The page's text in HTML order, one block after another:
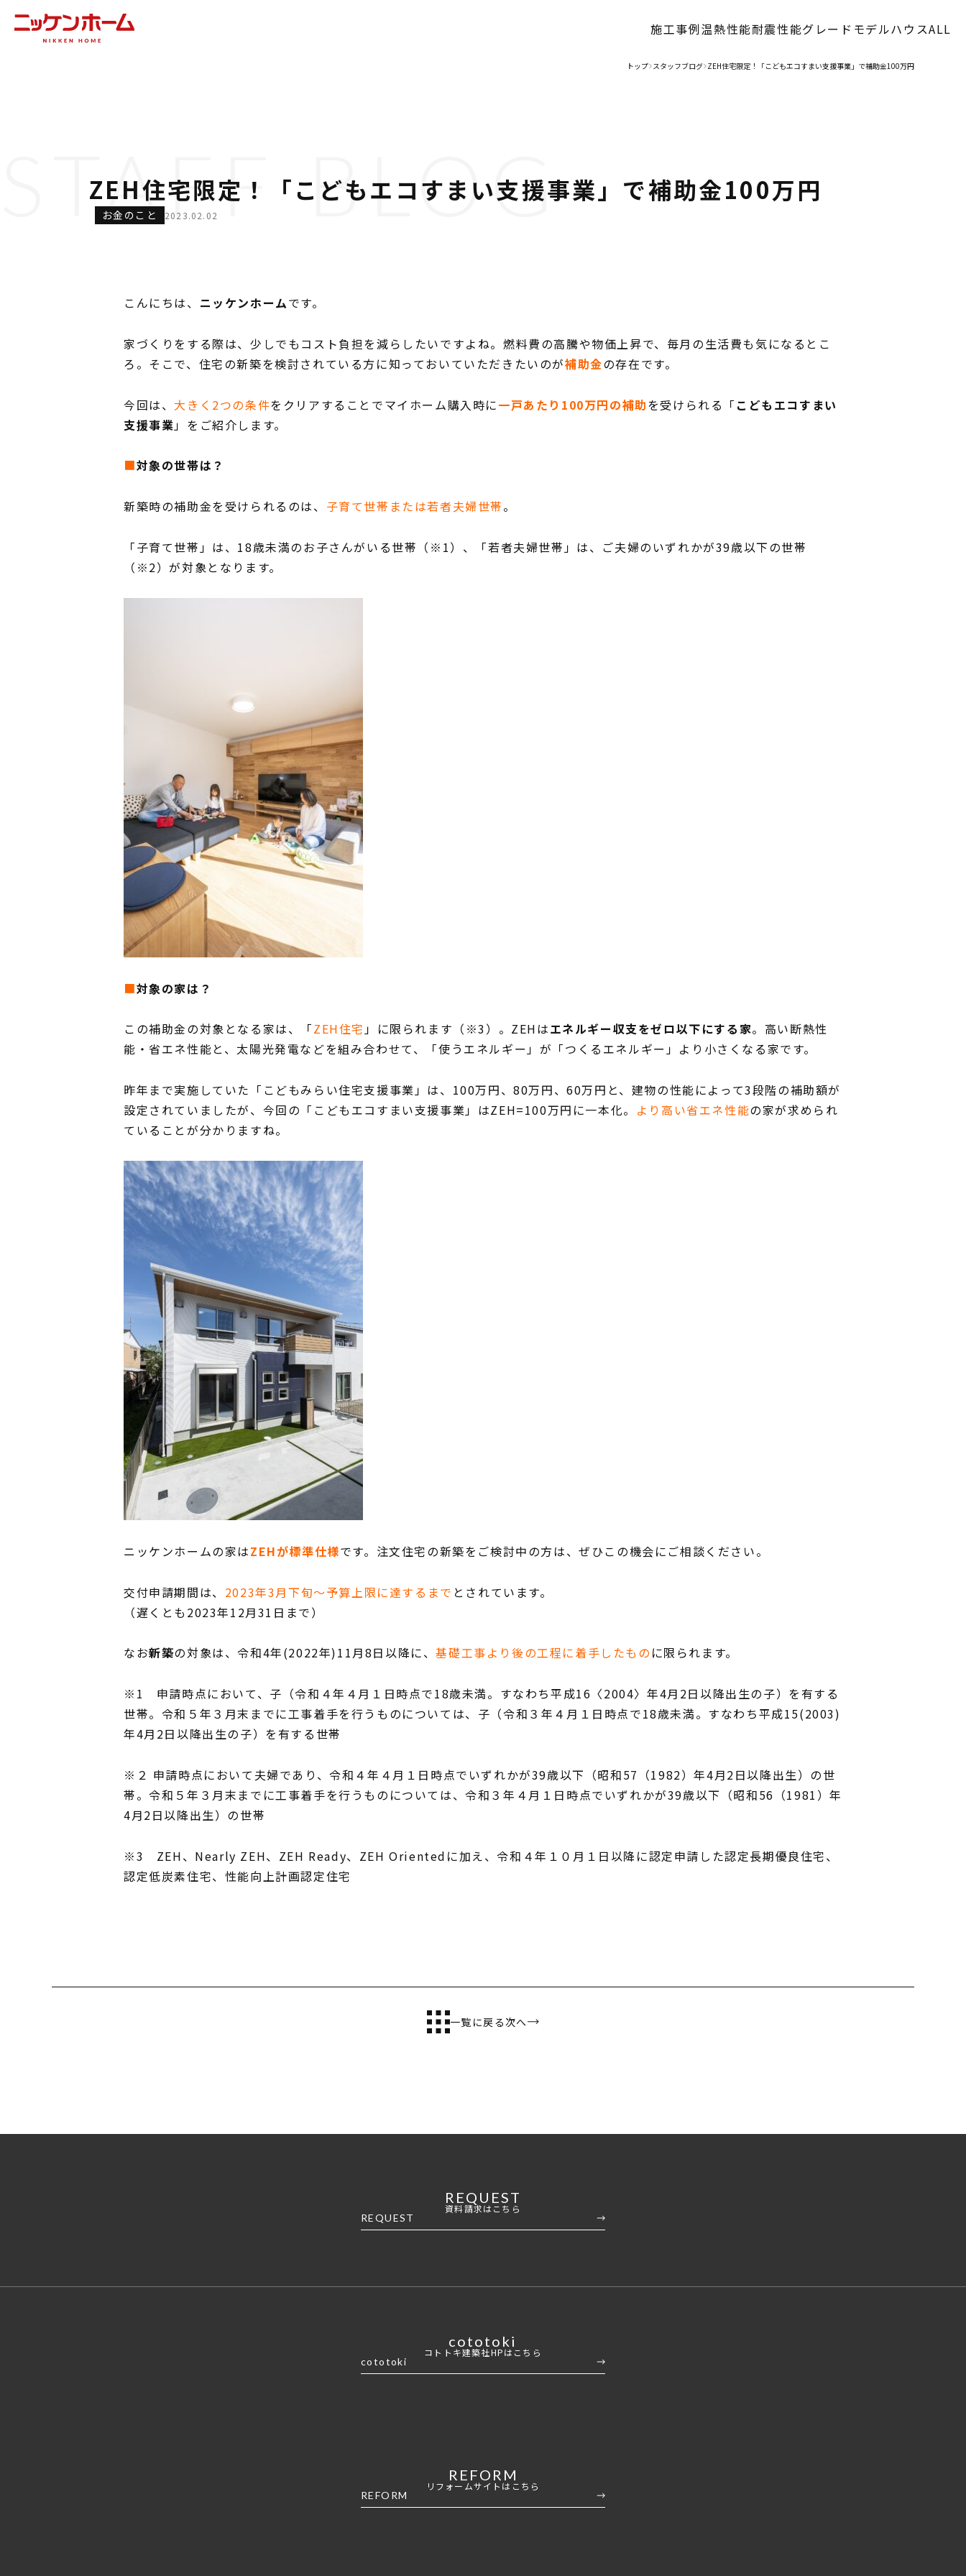
施工事例温熱性能耐震性能グレード モデルハウスALL
耐震/耐火性能
こだわりのダイニング設計室
ゆとりの暮らし研究所
施工事例
スタッフ紹介
OBのお客様へ
求人情報
トップ
>
スタッフブログ
>
ZEH住宅限定！「こどもエコすまい支援事業」で補助金100万円
ZEH住宅限定！「こどもエコすまい支援事業」で補助金100万円
STAFF BLOG
お金のこと 2023.02.02
こんにちは、 ニッケンホームです。
家づくりをする際は、少しでもコスト負担を減らしたいですよね。燃料費の高騰や物価上昇で、毎月の生活費も気になるとこ
ろ。そこで、住宅の新築を検討されている方に知っておいていただきたいのが補助金の存在です。
今回は、 大きく2つの条件をクリアすることでマイホーム購入時に一戸あたり100万円の補助を受けられる「 こどもエコすまい
支援事業 」をご紹介します。
■対象の世帯は？
新築時の補助金を受けられるのは、 子育て世帯または若者夫婦世帯。
「子育て世帯」は、18歳未満のお子さんがいる世帯（※1）、「若者夫婦世帯」は、ご夫婦のいずれかが39歳以下の世帯
（※2）が対象となります。
■対象の家は？
この補助金の対象となる家は、「ZEH住宅」に限られます（※3）。ZEHはエネルギー収支をゼロ以下にする家。高い断熱性
能・省エネ性能と、太陽光発電などを組み合わせて、「使うエネルギー」が「つくるエネルギー」より小さくなる家です。
昨年まで実施していた「こどもみらい住宅支援事業」は、100万円、80万円、60万円と、建物の性能によって3段階の補助額が
設定されていましたが、今回の「こどもエコすまい支援事業」はZEH=100万円に一本化。 より高い省エネ性能の家が求められ
ていることが分かりますね。
ニッケンホームの家はZEHが標準仕様です。注文住宅の新築をご検討中の方は、ぜひこの機会にご相談ください。
交付申請期間は、 2023年3月下旬～予算上限に達するまで とされています。
（遅くとも2023年12月31日まで）
なお新築の対象は、令和4年(2022年)11月8日以降に、基礎工事より後の工程に着手したもの に限られます。
※1 申請時点において、子（令和４年４月１日時点で18歳未満。すなわち平成16〈2004〉年4月2日以降出生の子）を有する
世帯。令和５年３月末までに工事着手を行うものについては、子（令和３年４月１日時点で18歳未満。すなわち平成15(2003)
年4月2日以降出生の子）を有する世帯
※２ 申請時点において夫婦であり、令和４年４月１日時点でいずれかが39歳以下（昭和57（1982）年4月2日以降出生）の世
帯。令和５年３月末までに工事着手を行うものについては、令和３年４月１日時点でいずれかが39歳以下（昭和56（1981）年
4月2日以降出生）の世帯
※3 ZEH、Nearly ZEH、ZEH Ready、ZEH Orientedに加え、令和４年１０月１日以降に認定申請した認定長期優良住宅、
認定低炭素住宅、性能向上計画認定住宅
一覧に戻る次へ
REQUEST
資料請求はこちら
REQUEST
cototoki
コトトキ建築社HPはこちら
cototoki
REFORM
リフォームサイトはこちら
REFORM